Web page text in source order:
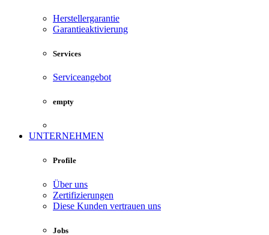
Herstellergarantie
Garantieaktivierung
Services
Serviceangebot
empty
UNTERNEHMEN
Profile
Über uns
Zertifizierungen
Diese Kunden vertrauen uns
Jobs